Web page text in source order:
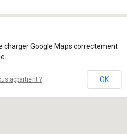
charger Google Maps correctement
appartient ? OK